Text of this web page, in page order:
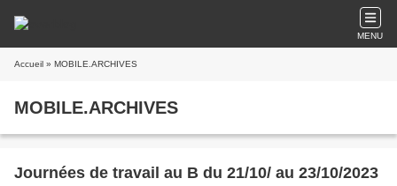
MENU
Accueil » MOBILE.ARCHIVES
MOBILE.ARCHIVES
Journées de travail au B du 21/10/ au 23/10/2023